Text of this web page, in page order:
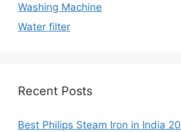
Washing Machine
Water filter
Recent Posts
Best Philips Steam Iron in India